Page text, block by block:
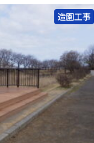
造園工事